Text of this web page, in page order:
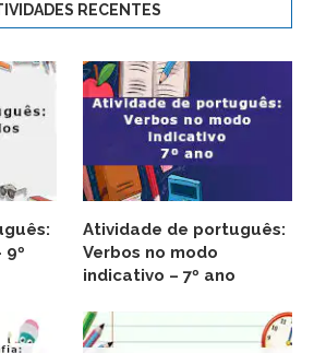
RECENTES
9º
Atividade de português:
Verbos no modo
indicativo – 7º ano